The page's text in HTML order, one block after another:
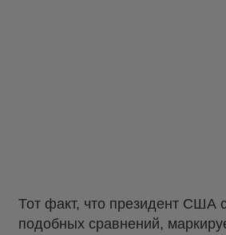
Тот факт, что президент США
подобных сравнений,